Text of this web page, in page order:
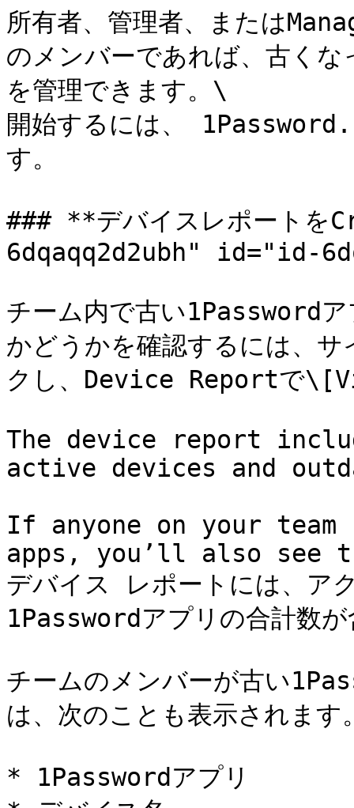
所有者、管理者、または
のメンバーであれば、古く
を管理できます。\
開始するには、
す。
### **デバイスレポート
6dqaqq2d2ubh" id="id-
チーム内で古い1Password
かどうかを確認するには、
クし、Device Reportで
The device report
active devices and
If anyone on your team
apps, you’ll also see
デバイス レポートには、ア
1Passwordアプリの合計数
チームのメンバーが古い
は、次のことも表示されます
* 1Passwordアプリ